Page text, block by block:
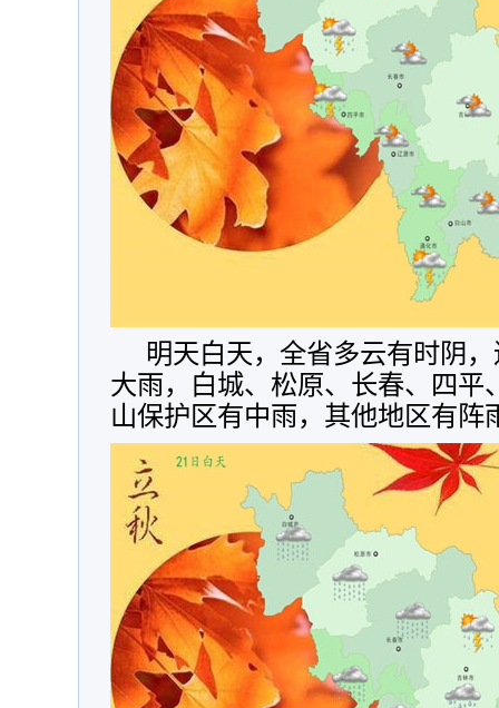
明天白天，全省多云有时阴
大雨，白城、松原、长春、四平
山保护区有中雨，其他地区有阵